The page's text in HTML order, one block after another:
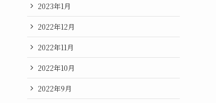
2023年1月
2022年12月
2022年11月
2022年10月
2022年9月